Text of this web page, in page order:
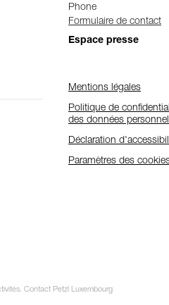
Phone
Formulaire de contact
Espace presse
Mentions légales
Politique de
des données
Déclaration
Paramètres des
Contact Petzl Luxembourg